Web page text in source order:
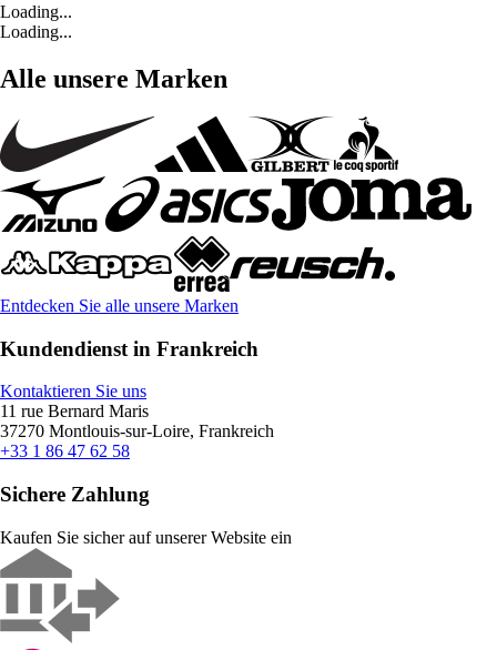
Loading...
Loading...
Alle unsere Marken
Entdecken Sie alle unsere Marken
Kundendienst in Frankreich
Kontaktieren Sie uns
11 rue Bernard Maris
37270 Montlouis-sur-Loire, Frankreich
+33 1 86 47 62 58
Sichere Zahlung
Kaufen Sie sicher auf unserer Website ein